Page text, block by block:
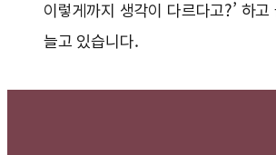
이렇게까지 생각이 다르다고?’ 하
늘고 있습니다.